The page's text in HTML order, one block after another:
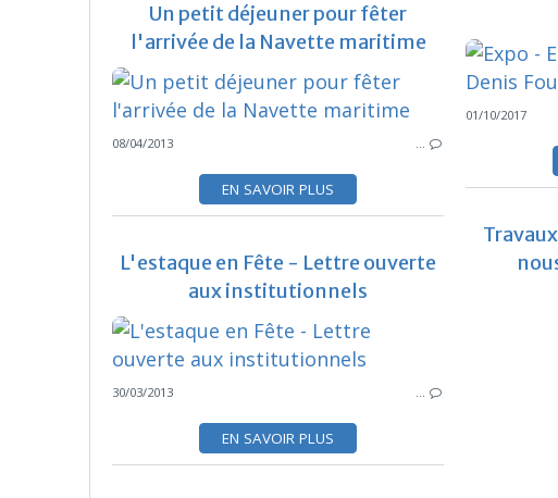
01/10/2017
Un petit déjeuner pour fêter
l'arrivée de la Navette maritime
08/04/2013 …
EN SAVOIR PLUS
L'estaque en Fête - Lettre ouverte
aux institutionnels
30/03/2013 …
EN SAVOIR PLUS